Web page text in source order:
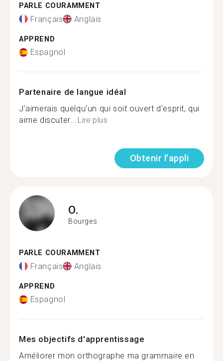
PARLE COURAMMENT
Français Anglais
APPREND
Espagnol
Partenaire de langue idéal
J'aimerais quelqu'un qui soit ouvert d'esprit, qui
aime discuter...Lire plus
Obtenir l'appli
O.
Bourges
PARLE COURAMMENT
Français Anglais
APPREND
Espagnol
Mes objectifs d'apprentissage
Améliorer mon orthographe ma grammaire en